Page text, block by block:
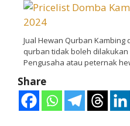
Jual Hewan Qurban
qurban tidak boleh
Pengusaha atau peternak
Share